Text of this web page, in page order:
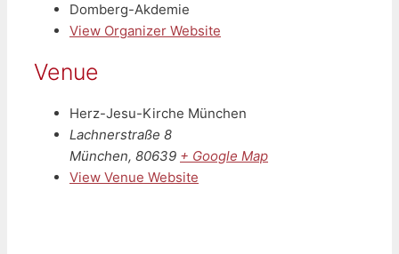
Domberg-Akdemie
View Organizer Website
Venue
Herz-Jesu-Kirche München
Lachnerstraße 8
München, 80639 + Google Map
View Venue Website